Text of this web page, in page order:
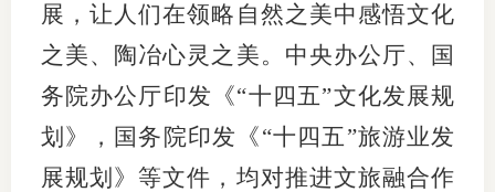
展，让人们在领略自然之美中感悟文化
之美、陶冶心灵之美。中央办公厅、国
务院办公厅印发《“十四五”文化发展规
划》，国务院印发《“十四五”旅游业发
展规划》等文件，均对推进文旅融合作